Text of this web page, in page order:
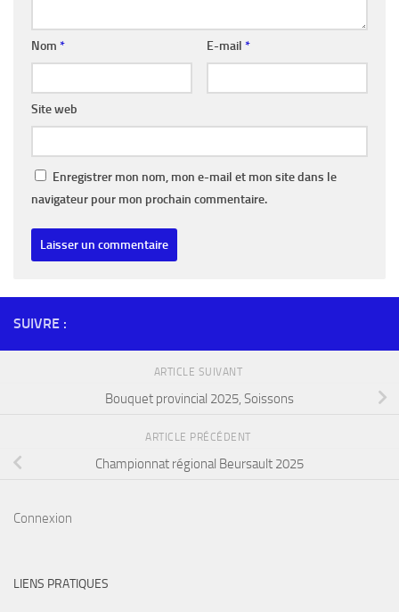
Nom * E-mail *
Site web
Enregistrer mon nom, mon e-mail et mon site dans le
navigateur pour mon prochain commentaire.
SUIVRE :
ARTICLE SUIVANT
Bouquet provincial 2025, Soissons
ARTICLE PRÉCÉDENT
Championnat régional Beursault 2025
Connexion
LIENS PRATIQUES